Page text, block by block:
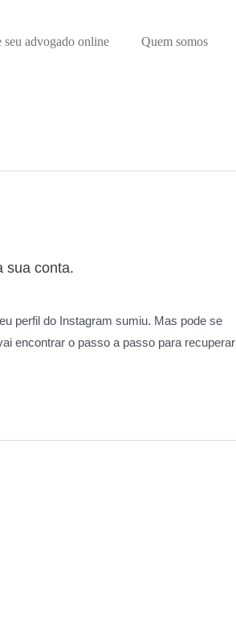
seu advogado online Quem somos
sua conta.
perfil do Instagram sumiu. Mas pode se
encontrar o passo a passo para recuperar